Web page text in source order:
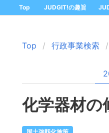
Top JUDGIT!の趣旨
Top 行政事業検索
化学器材の